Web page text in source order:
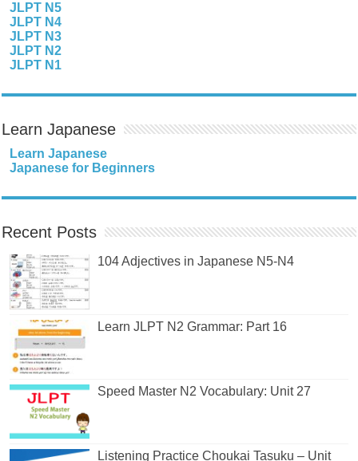
JLPT N5
JLPT N4
JLPT N3
JLPT N2
JLPT N1
Learn Japanese
Learn Japanese
Japanese for Beginners
Recent Posts
104 Adjectives in Japanese N5-N4
Learn JLPT N2 Grammar: Part 16
Speed Master N2 Vocabulary: Unit 27
Listening Practice Choukai Tasuku – Unit